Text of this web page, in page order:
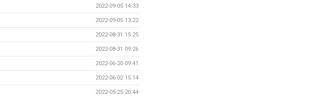
2022-09-05 14:33
2022-09-05 13:22
2022-08-31 15:25
2022-08-31 09:26
2022-06-20 09:41
2022-06-02 15:14
2022-05-25 20:44